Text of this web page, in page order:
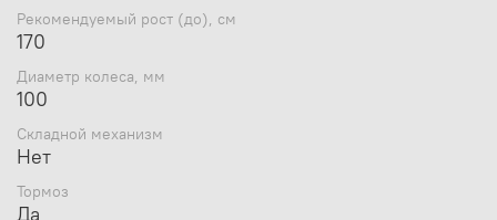
Рекомендуемый рост (до), см
170
Диаметр колеса, мм
100
Складной механизм
Нет
Тормоз
Да